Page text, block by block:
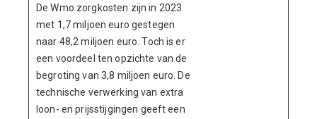
De Wmo zorgkosten zijn in 2023
met 1,7 miljoen euro gestegen
naar 48,2 miljoen euro. Toch is er
een voordeel ten opzichte van de
begroting van 3,8 miljoen euro. De
technische verwerking van extra
loon- en prijsstijgingen geeft een